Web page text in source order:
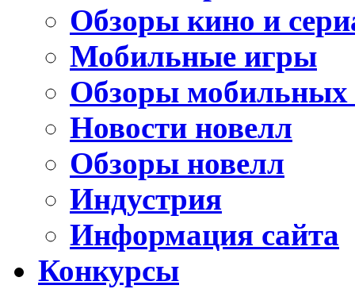
Обзоры кино и
Мобильные игры
Обзоры мобильных
Новости новелл
Обзоры новелл
Индустрия
Информация сайта
Конкурсы